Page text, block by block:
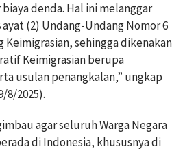
denda. Hal ini melanggar
(2) Undang-Undang Nomor 6
Keimigrasian, sehingga dikenakan
Keimigrasian berupa
usulan penangkalan,” ungkap
8/2025).
agar seluruh Warga Negara
di Indonesia, khususnya di